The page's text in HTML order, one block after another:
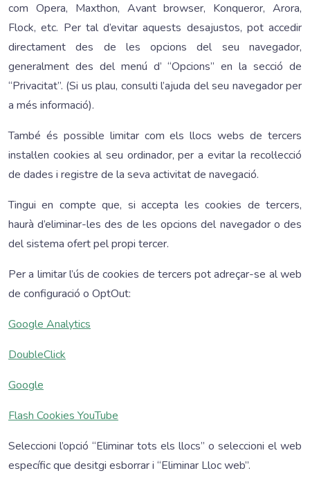
com Opera, Maxthon, Avant browser, Konqueror, Arora,
Flock, etc. Per tal d’evitar aquests desajustos, pot accedir
directament des de les opcions del seu navegador,
generalment des del menú d’ “Opcions” en la secció de
“Privacitat”. (Si us plau, consulti l’ajuda del seu navegador per
a més informació).
També és possible limitar com els llocs webs de tercers
instal·len cookies al seu ordinador, per a evitar la recol·lecció
de dades i registre de la seva activitat de navegació.
Tingui en compte que, si accepta les cookies de tercers,
haurà d’eliminar-les des de les opcions del navegador o des
del sistema ofert pel propi tercer.
Per a limitar l’ús de cookies de tercers pot adreçar-se al web
de configuració o OptOut:
Google Analytics
DoubleClick
Google
Flash Cookies YouTube
Seleccioni l’opció “Eliminar tots els llocs” o seleccioni el web
específic que desitgi esborrar i “Eliminar Lloc web”.